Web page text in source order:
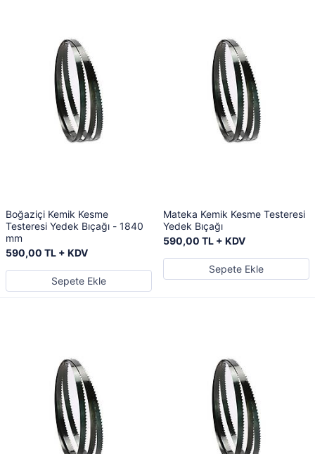
Boğaziçi Kemik Kesme
Testeresi Yedek Bıçağı - 1840
mm
590,00 TL + KDV
Sepete Ekle
Mateka Kemik Kesme Testeresi
Yedek Bıçağı
590,00 TL + KDV
Sepete Ekle